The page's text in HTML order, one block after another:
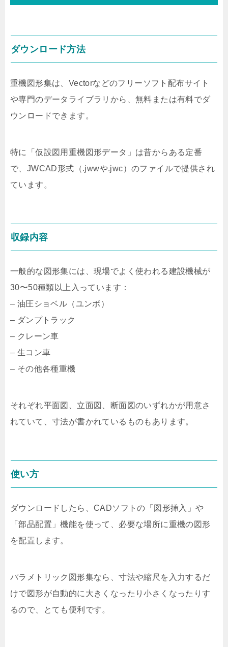
ダウンロード方法
重機図形集は、Vectorなどのフリーソフト配布サイト
や専門のデータライブラリから、無料または有料でダ
ウンロードできます。
特に「仮設図用重機図形データ」は昔からある定番
で、JWCAD形式（.jwwや.jwc）のファイルで提供され
ています。
収録内容
一般的な図形集には、現場でよく使われる建設機械が
30〜50種類以上入っています：
– 油圧ショベル（ユンボ）
– ダンプトラック
– クレーン車
– 生コン車
– その他各種重機
それぞれ平面図、立面図、断面図のいずれかが用意さ
れていて、寸法が書かれているものもあります。
使い方
ダウンロードしたら、CADソフトの「図形挿入」や
「部品配置」機能を使って、必要な場所に重機の図形
を配置します。
パラメトリック図形集なら、寸法や縮尺を入力するだ
けで図形が自動的に大きくなったり小さくなったりす
るので、とても便利です。